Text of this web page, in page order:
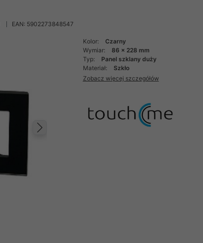
EAN: 5902273848547
Kolor:
Czarny
Wymiar:
86 x 228 mm
Typ:
Panel szklany duży
Materiał:
Szkło
Zobacz więcej szczegółów